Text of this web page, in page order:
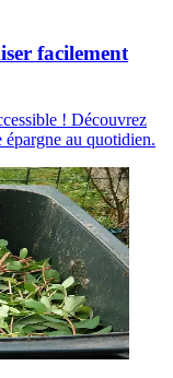
facilement
! Découvrez
épargne au quotidien.